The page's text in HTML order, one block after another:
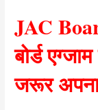
JAC
बोर्ड
जरूर